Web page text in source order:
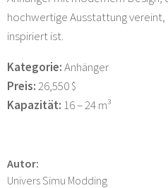
hochwertige Ausstattung
inspiriert ist.
Kategorie:Anhänger
Preis:26,550 $
Kapazität: 16 – 24 m³
Autor:
Univers Simu Modding